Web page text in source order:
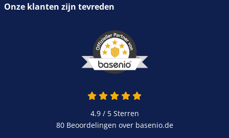
Onze klanten zijn tevreden
4.9 van 5
4.9 / 5Sterren
80 Beoordelingen over basenio.de